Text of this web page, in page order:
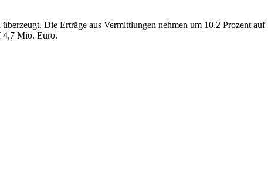
Die Erträge aus Vermittlungen nehmen um 10,2 Prozent
4,7 Mio. Euro.